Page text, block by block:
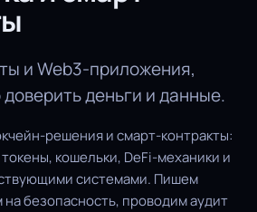
и Web3-приложения,
деньги и данные.
решения и смарт-контракты:
кошельки, DeFi-механики и
системами. Пишем
на безопасность, проводим аудит